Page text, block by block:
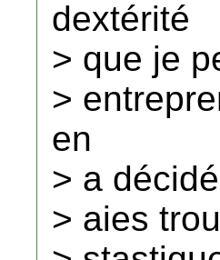
dextérité
> que je
>
en
> a
> aies